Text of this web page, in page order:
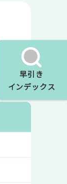
早引き
インデックス